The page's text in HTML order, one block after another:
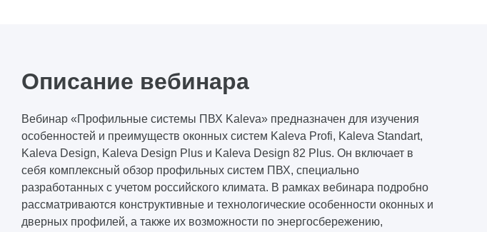
Описание вебинара
Вебинар «Профильные системы ПВХ Kaleva» предназначен для изучения
особенностей и преимуществ оконных систем Kaleva Profi, Kaleva Standart,
Kaleva Design, Kaleva Design Plus и Kaleva Design 82 Plus. Он включает в
себя комплексный обзор профильных систем ПВХ, специально
разработанных с учетом российского климата. В рамках вебинара подробно
рассматриваются конструктивные и технологические особенности оконных и
дверных профилей, а также их возможности по энергосбережению,